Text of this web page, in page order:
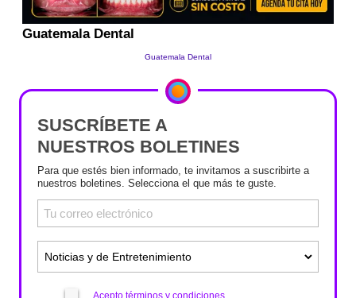
SUSCRÍBETE A
NUESTROS BOLETINES
Para que estés bien informado, te invitamos a suscribirte a
nuestros boletines. Selecciona el que más te guste.
Acepto términos y condiciones